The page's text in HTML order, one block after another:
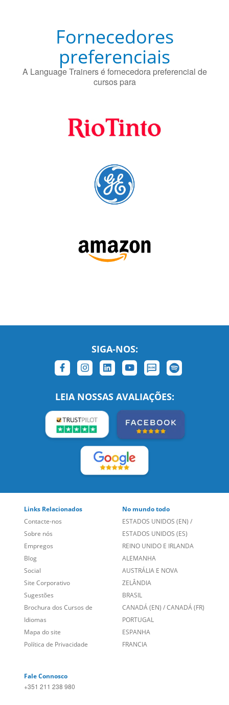
Fornecedores
preferenciais
A Language Trainers é fornecedora preferencial de
cursos para
SIGA-NOS:
LEIA NOSSAS AVALIAÇÕES:
Links Relacionados
Contacte-nos
Sobre nós
Empregos
Blog
Social
Site Corporativo
Sugestões
Brochura dos Cursos de
Idiomas
Mapa do site
Política de Privacidade
No mundo todo
ESTADOS UNIDOS (EN) /
ESTADOS UNIDOS (ES)
REINO UNIDO E IRLANDA
ALEMANHA
AUSTRÁLIA E NOVA
ZELÂNDIA
BRASIL
CANADÁ (EN) /CANADÁ (FR)
PORTUGAL
ESPANHA
FRANCIA
Fale Connosco
+351 211 238 980